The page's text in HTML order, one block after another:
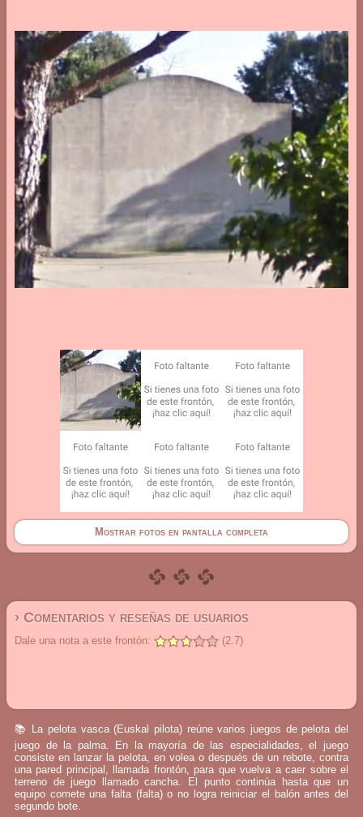
Mostrar fotos en pantalla completa
› Comentarios y reseñas de usuarios
Dale una nota a este frontón: (2.7)
📚 La pelota vasca (Euskal pilota) reúne varios juegos de pelota del
juego de la palma. En la mayoría de las especialidades, el juego
consiste en lanzar la pelota, en volea o después de un rebote, contra
una pared principal, llamada frontón, para que vuelva a caer sobre el
terreno de juego llamado cancha. El punto continúa hasta que un
equipo comete una falta (falta) o no logra reiniciar el balón antes del
segundo bote.